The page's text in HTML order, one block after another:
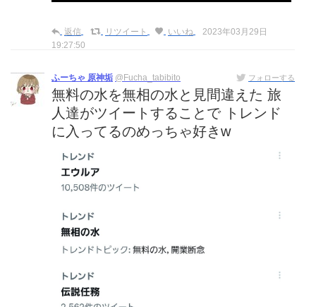
返信 リツイート いいね
2023年03月29日
19:27:50
ふーちゃ 原神垢 @Fucha_tabibito フォローする
無料の水を無相の水と見間違えた 旅
人達がツイートすることで トレンド
に入ってるのめっちゃ好きw